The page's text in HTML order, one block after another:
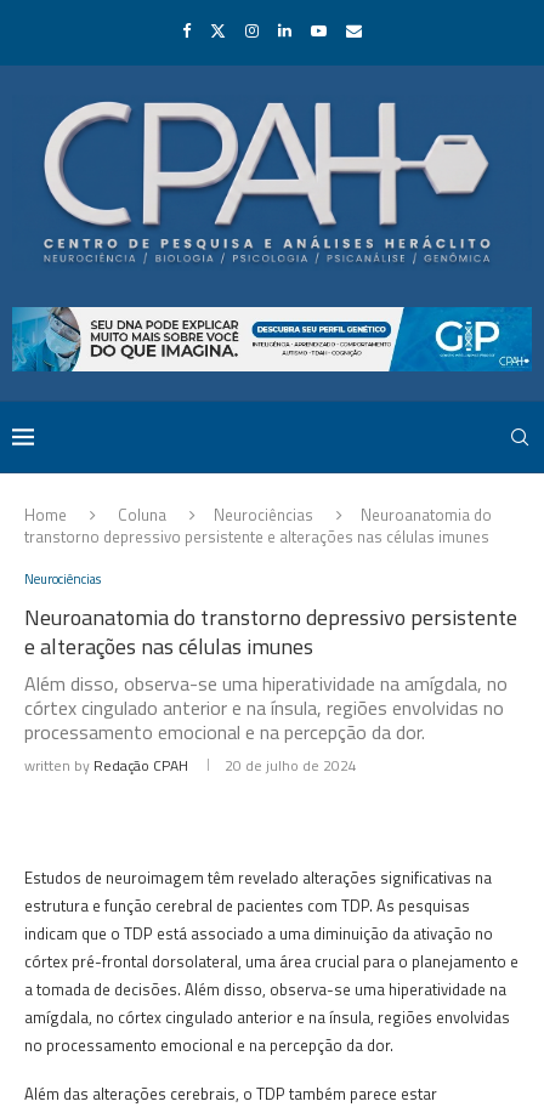
Home Coluna Neurociências
Neuroanatomia do
transtorno depressivo persistente e alterações nas células imunes
Neurociências
Neuroanatomia do transtorno depressivo persistente
e alterações nas células imunes
Além disso, observa-se uma hiperatividade na amígdala, no
córtex cingulado anterior e na ínsula, regiões envolvidas no
processamento emocional e na percepção da dor.
written by Redação CPAH 20 de julho de 2024
Estudos de neuroimagem têm revelado alterações significativas na
estrutura e função cerebral de pacientes com TDP. As pesquisas
indicam que o TDP está associado a uma diminuição da ativação no
córtex pré-frontal dorsolateral, uma área crucial para o planejamento e
a tomada de decisões. Além disso, observa-se uma hiperatividade na
amígdala, no córtex cingulado anterior e na ínsula, regiões envolvidas
no processamento emocional e na percepção da dor.
Além das alterações cerebrais, o TDP também parece estar